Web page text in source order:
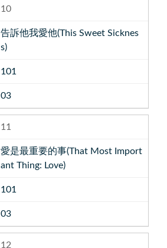
10
告訴他我愛他(This Sweet Sicknes
s)
101
03
11
愛是最重要的事(That Most Import
ant Thing: Love)
101
03
12